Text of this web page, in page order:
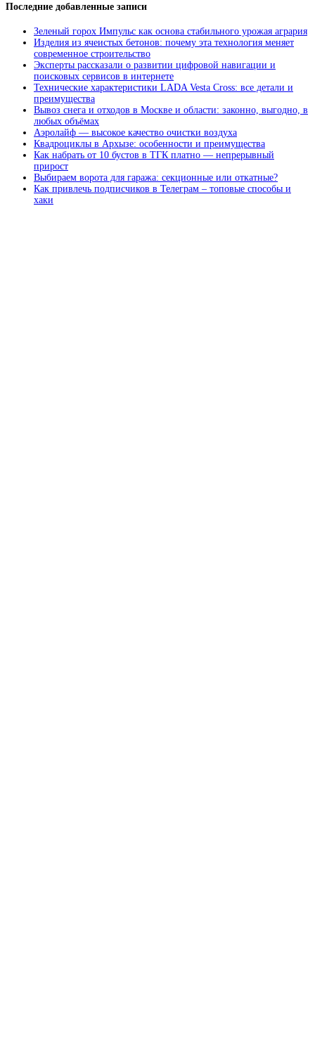
большим
потребителей
Последние добавленные записи
Зеленый горох Импульс как основа стабильного урожая агрария
Изделия из ячеистых бетонов: почему эта технология меняет
современное строительство
Эксперты рассказали о развитии цифровой навигации и
поисковых сервисов в интернете
Технические характеристики LADA Vesta Cross: все детали и
преимущества
Вывоз снега и отходов в Москве и области: законно, выгодно, в
любых объёмах
Аэролайф — высокое качество очистки воздуха
Квадроциклы в Архызе: особенности и преимущества
Как набрать от 10 бустов в ТГК платно — непрерывный
прирост
Выбираем ворота для гаража: секционные или откатные?
Как привлечь подписчиков в Телеграм – топовые способы и
хаки